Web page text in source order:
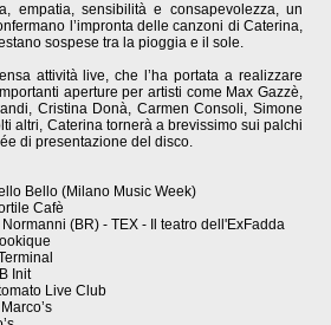
empatia, sensibilità e consapevolezza, un
l’impronta delle canzoni di Caterina,
sospese tra la pioggia e il sole.
attività live, che l’ha portata a realizzare
aperture per artisti come Max Gazzè,
Cristina Donà, Carmen Consoli, Simone
altri, Caterina tornerà a brevissimo sui palchi
di presentazione del disco.
Bello (Milano Music Week)
Cafè
(BR) - TEX - Il teatro dell'ExFadda
Init
Live Club